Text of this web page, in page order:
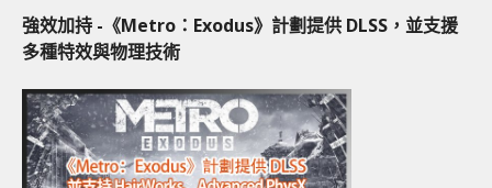
強效加持 -《Metro：Exodus》計劃提供 DLSS，並支援
多種特效與物理技術